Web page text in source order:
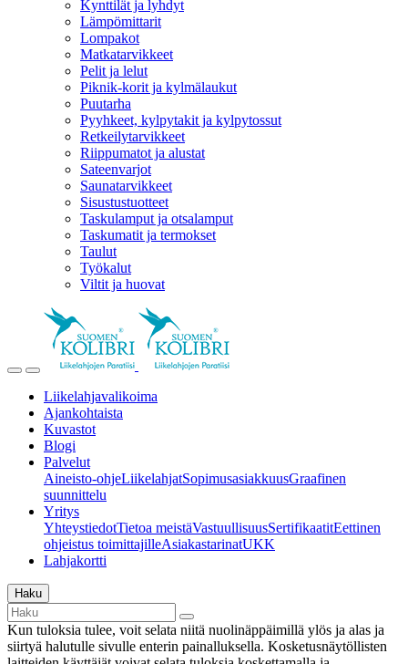
Kynttilät ja lyhdyt
Lämpömittarit
Lompakot
Matkatarvikkeet
Pelit ja lelut
Piknik-korit ja kylmälaukut
Puutarha
Pyyhkeet, kylpytakit ja kylpytossut
Retkeilytarvikkeet
Riippumatot ja alustat
Sateenvarjot
Saunatarvikkeet
Sisustustuotteet
Taskulamput ja otsalamput
Taskumatit ja termokset
Taulut
Työkalut
Viltit ja huovat
Liikelahjavalikoima
Ajankohtaista
Kuvastot
Blogi
Palvelut
Aineisto-ohjeLiikelahjatSopimusasiakkuusGraafinen
suunnittelu
Yritys
YhteystiedotTietoa meistäVastuullisuusSertifikaatitEettinen
ohjeistus toimittajilleAsiakastarinatUKK
Lahjakortti
Haku
Kun tuloksia tulee, voit selata niitä nuolinäppäimillä ylös ja alas ja
siirtyä halutulle sivulle enterin painalluksella. Kosketusnäytöllisten